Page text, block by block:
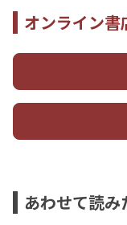
オンライン書
あわせて読み